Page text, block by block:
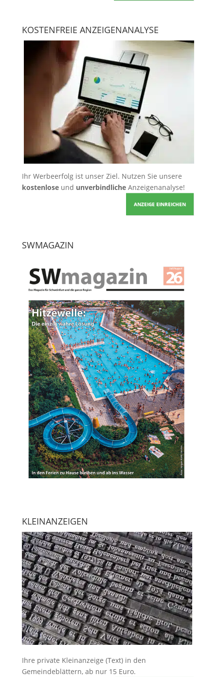
KOSTENFREIE ANZEIGENANALYSE
Ihr Werbeerfolg ist unser Ziel. Nutzen Sie unsere
kostenloseund unverbindlicheAnzeigenanalyse!
ANZEIGE EINREICHEN
SWMAGAZIN
KLEINANZEIGEN
Ihre private Kleinanzeige (Text) in den
Gemeindeblättern, ab nur 15 Euro.